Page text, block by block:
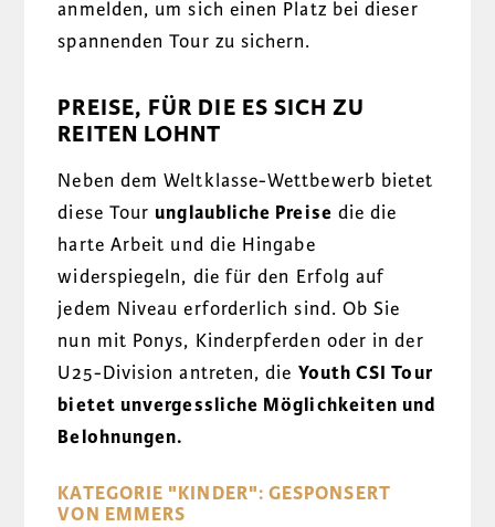
anmelden, um sich einen Platz bei dieser
spannenden Tour zu sichern.
PREISE, FÜR DIE ES SICH ZU
REITEN LOHNT
Neben dem Weltklasse-Wettbewerb bietet
diese Tour unglaubliche Preise die die
harte Arbeit und die Hingabe
widerspiegeln, die für den Erfolg auf
jedem Niveau erforderlich sind. Ob Sie
nun mit Ponys, Kinderpferden oder in der
U25-Division antreten, die Youth CSI Tour
bietet unvergessliche Möglichkeiten und
Belohnungen.
KATEGORIE "KINDER": GESPONSERT
VON EMMERS